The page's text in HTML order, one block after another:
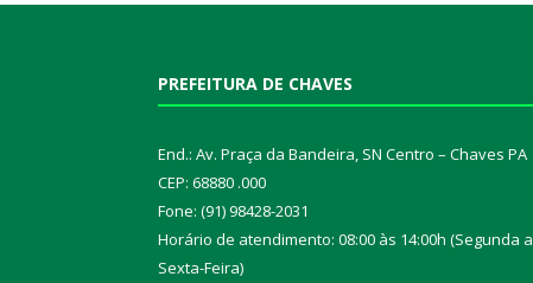
PREFEITURA DE CHAVES
End.: Av. Praça da Bandeira, SN Centro – Chaves PA
CEP: 68880 .000
Fone: (91) 98428-2031
Horário de atendimento: 08:00 às 14:00h (Segunda a
Sexta-Feira)